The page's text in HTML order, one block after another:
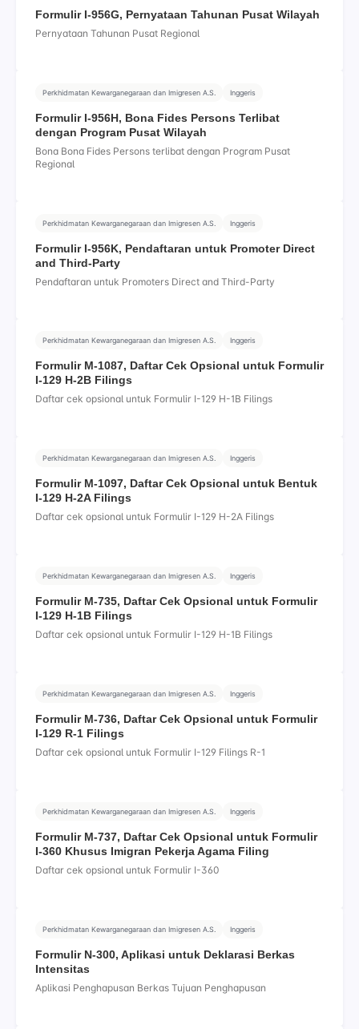
Formulir I-956G, Pernyataan Tahunan Pusat Wilayah
Pernyataan Tahunan Pusat Regional
Perkhidmatan Kewarganegaraan dan Imigresen A.S. Inggeris
Formulir I-956H, Bona Fides Persons Terlibat
dengan Program Pusat Wilayah
Bona Bona Fides Persons terlibat dengan Program Pusat
Regional
Perkhidmatan Kewarganegaraan dan Imigresen A.S. Inggeris
Formulir I-956K, Pendaftaran untuk Promoter Direct
and Third-Party
Pendaftaran untuk Promoters Direct and Third-Party
Perkhidmatan Kewarganegaraan dan Imigresen A.S. Inggeris
Formulir M-1087, Daftar Cek Opsional untuk Formulir
I-129 H-2B Filings
Daftar cek opsional untuk Formulir I-129 H-1B Filings
Perkhidmatan Kewarganegaraan dan Imigresen A.S. Inggeris
Formulir M-1097, Daftar Cek Opsional untuk Bentuk
I-129 H-2A Filings
Daftar cek opsional untuk Formulir I-129 H-2A Filings
Perkhidmatan Kewarganegaraan dan Imigresen A.S. Inggeris
Formulir M-735, Daftar Cek Opsional untuk Formulir
I-129 H-1B Filings
Daftar cek opsional untuk Formulir I-129 H-1B Filings
Perkhidmatan Kewarganegaraan dan Imigresen A.S. Inggeris
Formulir M-736, Daftar Cek Opsional untuk Formulir
I-129 R-1 Filings
Daftar cek opsional untuk Formulir I-129 Filings R-1
Perkhidmatan Kewarganegaraan dan Imigresen A.S. Inggeris
Formulir M-737, Daftar Cek Opsional untuk Formulir
I-360 Khusus Imigran Pekerja Agama Filing
Daftar cek opsional untuk Formulir I-360
Perkhidmatan Kewarganegaraan dan Imigresen A.S. Inggeris
Formulir N-300, Aplikasi untuk Deklarasi Berkas
Intensitas
Aplikasi Penghapusan Berkas Tujuan Penghapusan